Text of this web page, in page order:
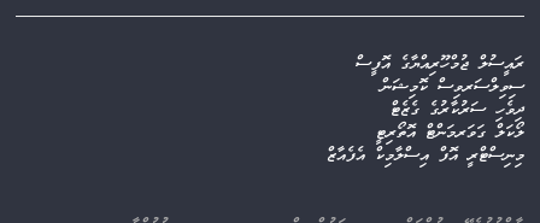
ރައީސުލް ޖުމްހޫރިއްޔާގެ އޮފީސް
ސިވިލްސަރވިސް ކޮމިޝަން
ދިވެހި ސަރުކާރުގެ ގެޒެޓް
ލޯކަލް ގަވަރމަންޓް އޮތޯރިޓީ
މިނިސްޓްރީ އޮފް އިސްލާމިކް އެފެއާޒް